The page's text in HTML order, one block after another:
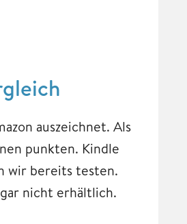
auszeichnet. Als
punkten. Kindle
wir bereits testen.
nicht erhältlich.